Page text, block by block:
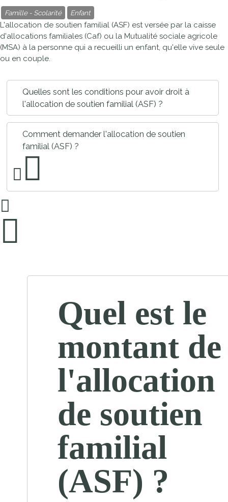
Famille - Scolarité Enfant
L'allocation de soutien familial (ASF) est versée par la caisse
d'allocations familiales (Caf) ou la Mutualité sociale agricole
(MSA) à la personne qui a recueilli un enfant, qu'elle vive seule
ou en couple.
Quelles sont les conditions pour avoir droit à
l'allocation de soutien familial (ASF) ?
Comment demander l'allocation de soutien
familial (ASF) ?
Quel est le
montant de
l'allocation
de soutien
familial
(ASF) ?